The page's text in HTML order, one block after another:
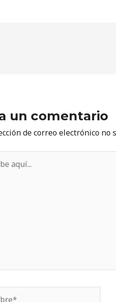
un comentario
de correo electrónico no